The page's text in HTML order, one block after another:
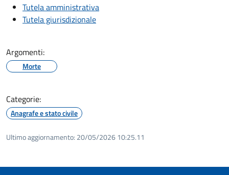
Tutela amministrativa
Tutela giurisdizionale
Argomenti:
Morte
Categorie:
Anagrafe e stato civile
Ultimo aggiornamento: 20/05/2026 10:25.11